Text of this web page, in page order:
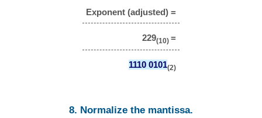
Exponent (adjusted) =
229(10) =
1110 0101(2)
8. Normalize the mantissa.